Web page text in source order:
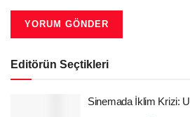
Editörün Seçtikleri
Sinemada İklim Krizi: